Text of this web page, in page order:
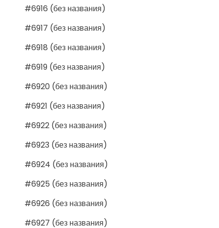
#6916 (без названия)
#6917 (без названия)
#6918 (без названия)
#6919 (без названия)
#6920 (без названия)
#6921 (без названия)
#6922 (без названия)
#6923 (без названия)
#6924 (без названия)
#6925 (без названия)
#6926 (без названия)
#6927 (без названия)